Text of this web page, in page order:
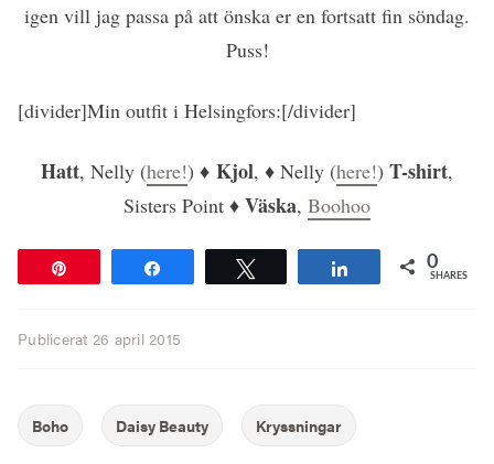
igen vill jag passa på att önska er en fortsatt fin söndag.
Puss!
[divider]Min outfit i Helsingfors:[/divider]
Hatt, Nelly (here!) ♦ Kjol, ♦ Nelly (here!) T-shirt,
Sisters Point ♦ Väska, Boohoo
Share 0
SHARES
Publicerat 26 april 2015